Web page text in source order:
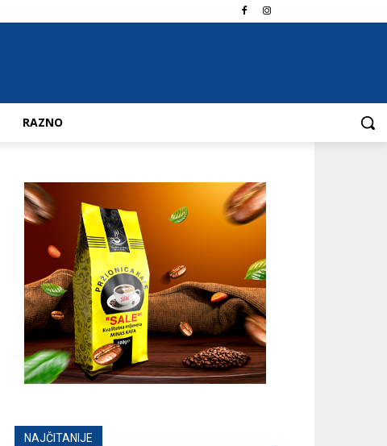
RAZNO
NAJČITANIJE